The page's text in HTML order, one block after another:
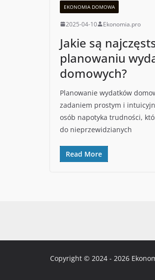
EKONOMIA DOMOWA
2025-04-10 Ekonomia.pro
Jakie są
planowaniu
domowych?
Planowanie wydatków
zadaniem prostym i
osób napotyka trudności,
do nieprzewidzianych
Read More
Copyright © 2024 - 2026